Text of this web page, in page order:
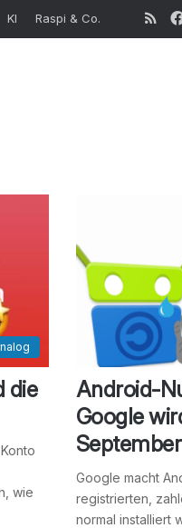
KI Raspi & Co.
die
wie
Android-
Google
Google macht
registrierten,
normal installiert